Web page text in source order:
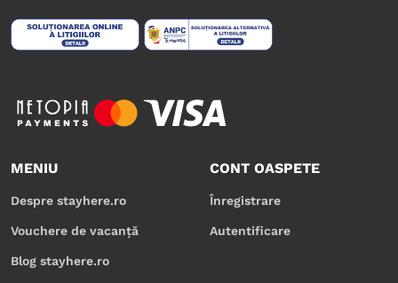
MENIU
Despre stayhere.ro
Vouchere de vacanță
Blog stayhere.ro
CONT OASPETE
Înregistrare
Autentificare